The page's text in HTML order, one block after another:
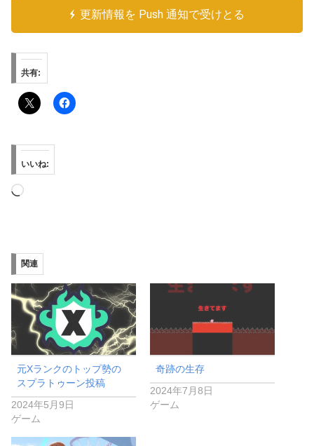
更新情報を Push 通知で受けとる
共有:
いいね:
読
み
中…
関連
元Xランクのトップ勢の
スプラトゥーン投稿
2024年5月9日
ゲーム
奇跡の生存
2024年7月8日
ゲーム